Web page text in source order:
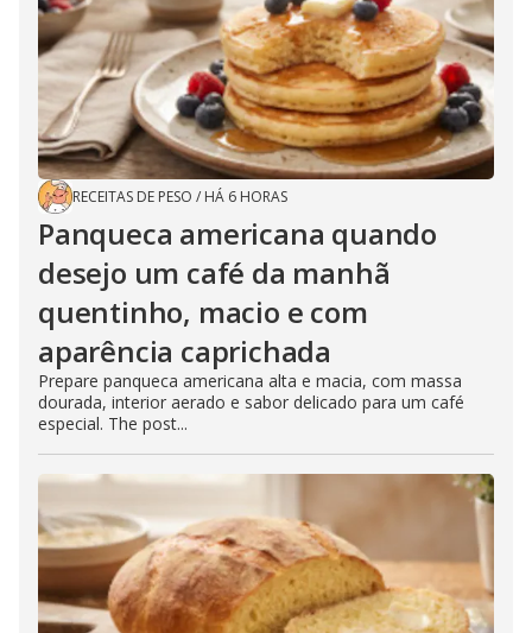
RECEITAS DE PESO / HÁ 6 HORAS
Panqueca americana quando
desejo um café da manhã
quentinho, macio e com
aparência caprichada
Prepare panqueca americana alta e macia, com massa
dourada, interior aerado e sabor delicado para um café
especial. The post...